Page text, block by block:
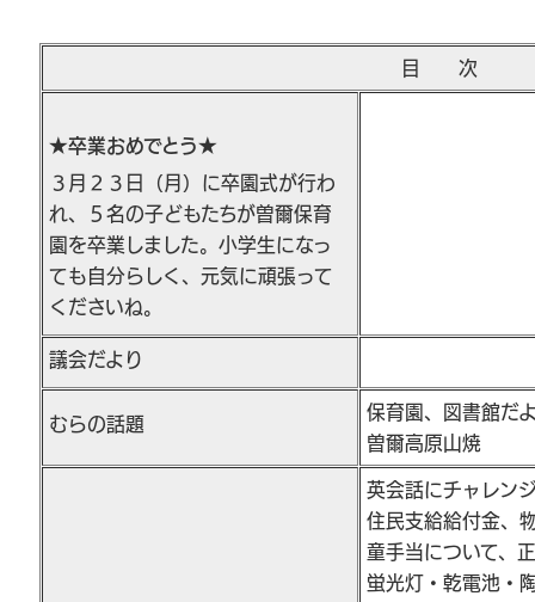
目 次
★卒業おめでとう★
３月２３日（月）に卒園式が行わ
れ、５名の子どもたちが曽爾保育
園を卒業しました。小学生になっ
ても自分らしく、元気に頑張って
くださいね。
議会だより
むらの話題
保育園、図書館だ
曽爾高原山焼
英会話にチャレン
住民支給給付金、
童手当について、
蛍光灯・乾電池・